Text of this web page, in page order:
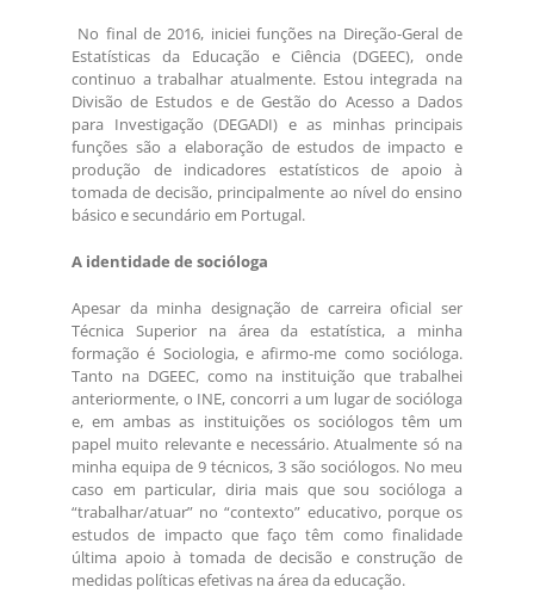
No final de 2016, iniciei funções na Direção-Geral de
Estatísticas da Educação e Ciência (DGEEC), onde
continuo a trabalhar atualmente. Estou integrada na
Divisão de Estudos e de Gestão do Acesso a Dados
para Investigação (DEGADI) e as minhas principais
funções são a elaboração de estudos de impacto e
produção de indicadores estatísticos de apoio à
tomada de decisão, principalmente ao nível do ensino
básico e secundário em Portugal.
A identidade de socióloga
Apesar da minha designação de carreira oficial ser
Técnica Superior na área da estatística, a minha
formação é Sociologia, e afirmo-me como socióloga.
Tanto na DGEEC, como na instituição que trabalhei
anteriormente, o INE, concorri a um lugar de socióloga
e, em ambas as instituições os sociólogos têm um
papel muito relevante e necessário. Atualmente só na
minha equipa de 9 técnicos, 3 são sociólogos. No meu
caso em particular, diria mais que sou socióloga a
“trabalhar/atuar” no “contexto” educativo, porque os
estudos de impacto que faço têm como finalidade
última apoio à tomada de decisão e construção de
medidas políticas efetivas na área da educação.